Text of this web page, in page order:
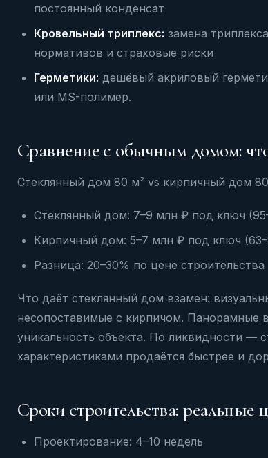
постоянный конденсат
Кровельный триплекс: замена
нормативов и страховые риски
Герметики: дешёвый акриловый
или MS-полимер.
Сравнение с обычным домом:
Стеклянный дом 80 м² vs кирпичный дом
Стеклянный дом: 7–9 млн ₽ под ключ
Кирпичный дом: 5–7 млн ₽ под ключ
Разница: 20–30% по цене строительства
Что даёт стеклянный дом взамен:
несопоставимые с кирпичом. Панорамные
уникальность объекта. По ликвидности
характеристиками продаётся быстрее и
Сроки строительства:
Проектирование: 4–10 недель